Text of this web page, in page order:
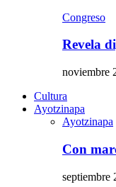
Congreso
Revela
noviembre
Cultura
Ayotzinapa
Ayotzinapa
Con
septiembre